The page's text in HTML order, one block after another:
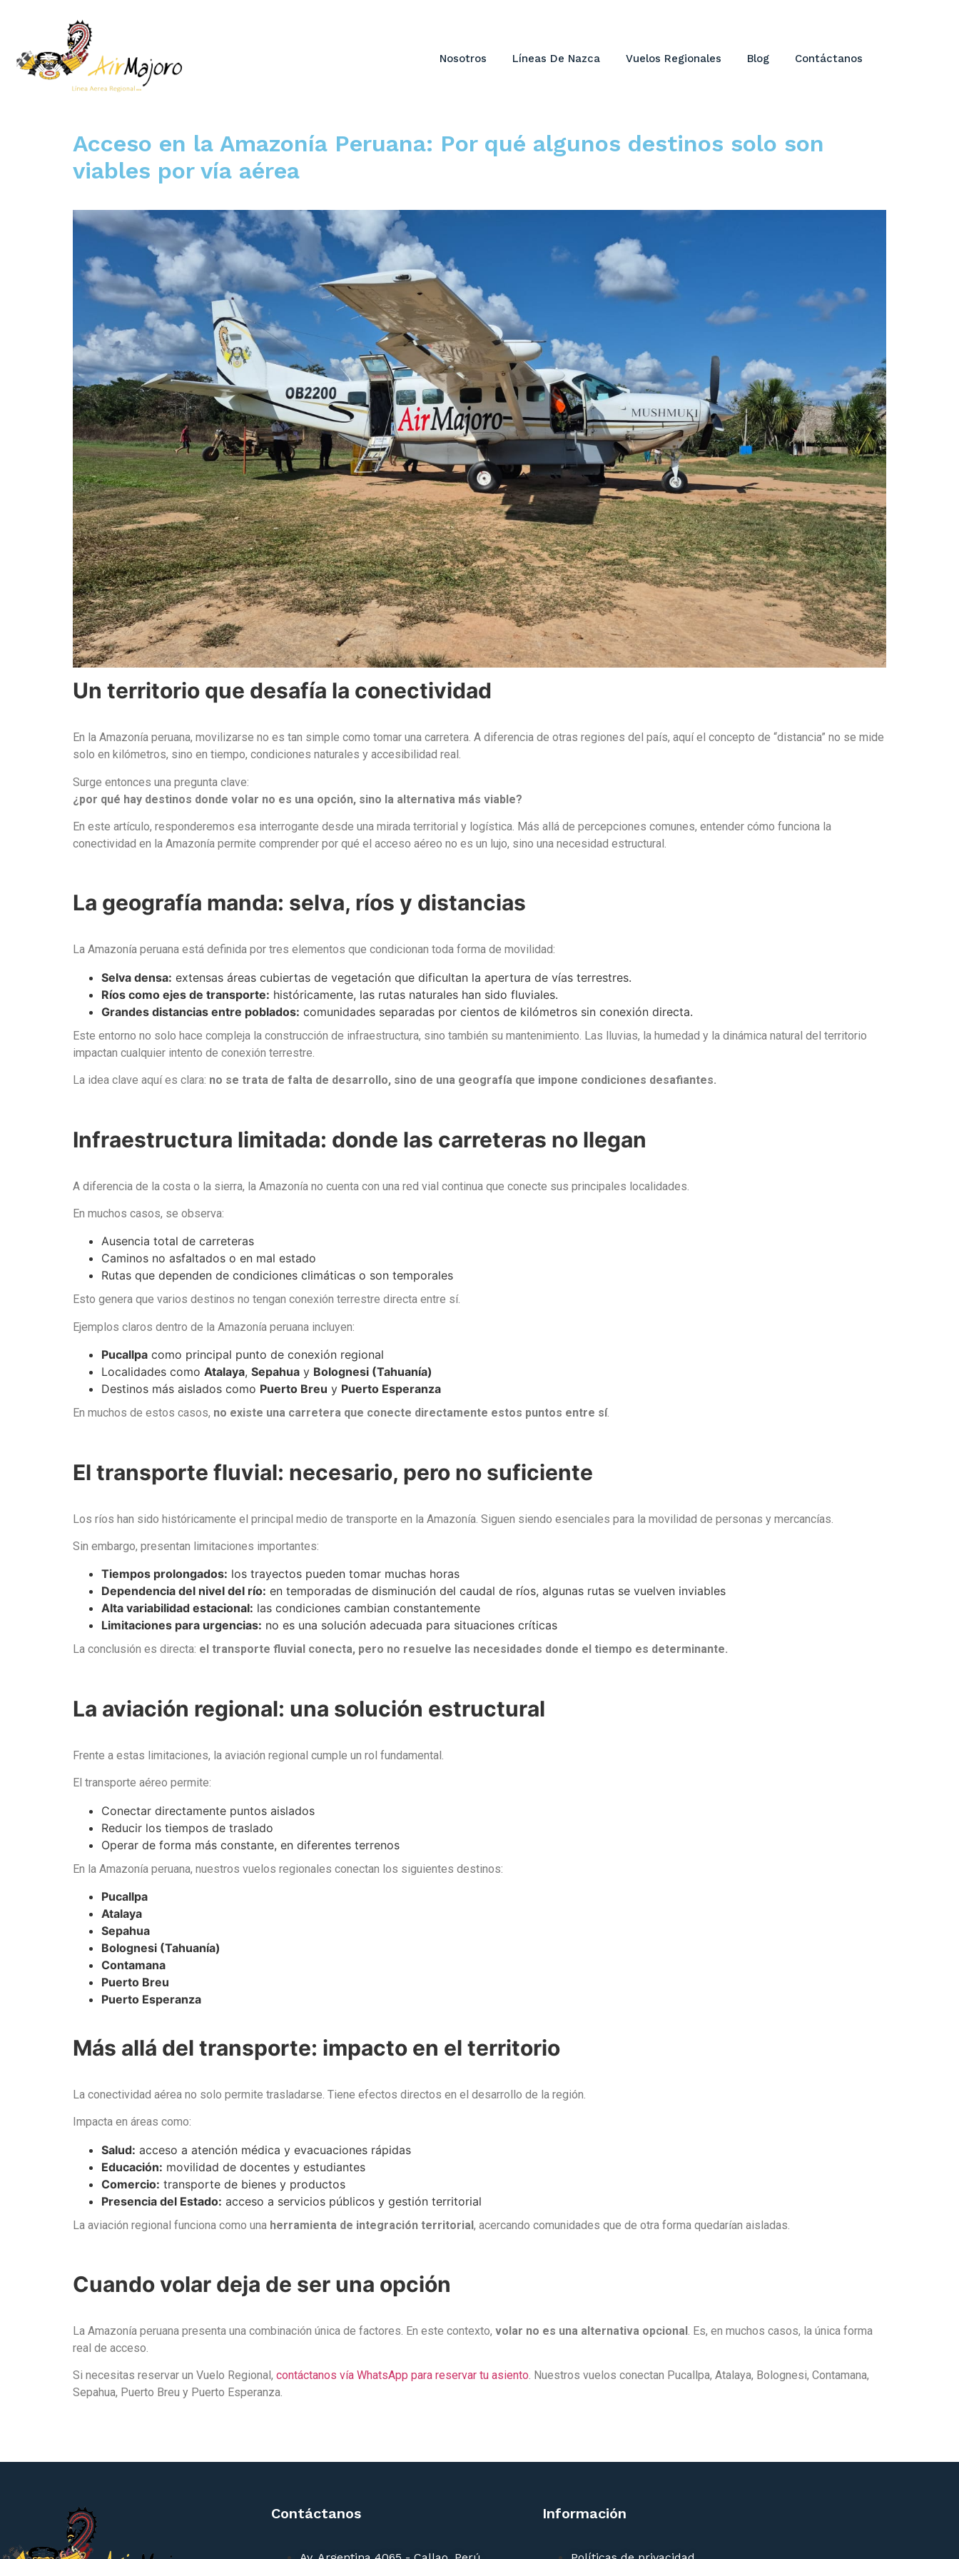
Nosotros Líneas De Nazca Vuelos Regionales Blog Contáctanos
Acceso en la Amazonía Peruana: Por qué algunos destinos solo son
viables por vía aérea
Un territorio que desafía la conectividad
En la Amazonía peruana, movilizarse no es tan simple como tomar una carretera. A diferencia de otras regiones del país, aquí el concepto de “distancia” no se mide
solo en kilómetros, sino en tiempo, condiciones naturales y accesibilidad real.
Surge entonces una pregunta clave:
¿por qué hay destinos donde volar no es una opción, sino la alternativa más viable?
En este artículo, responderemos esa interrogante desde una mirada territorial y logística. Más allá de percepciones comunes, entender cómo funciona la
conectividad en la Amazonía permite comprender por qué el acceso aéreo no es un lujo, sino una necesidad estructural.
La geografía manda: selva, ríos y distancias
La Amazonía peruana está definida por tres elementos que condicionan toda forma de movilidad:
Selva densa: extensas áreas cubiertas de vegetación que dificultan la apertura de vías terrestres.
Ríos como ejes de transporte: históricamente, las rutas naturales han sido fluviales.
Grandes distancias entre poblados: comunidades separadas por cientos de kilómetros sin conexión directa.
Este entorno no solo hace compleja la construcción de infraestructura, sino también su mantenimiento. Las lluvias, la humedad y la dinámica natural del territorio
impactan cualquier intento de conexión terrestre.
La idea clave aquí es clara: no se trata de falta de desarrollo, sino de una geografía que impone condiciones desafiantes.
Infraestructura limitada: donde las carreteras no llegan
A diferencia de la costa o la sierra, la Amazonía no cuenta con una red vial continua que conecte sus principales localidades.
En muchos casos, se observa:
Ausencia total de carreteras
Caminos no asfaltados o en mal estado
Rutas que dependen de condiciones climáticas o son temporales
Esto genera que varios destinos no tengan conexión terrestre directa entre sí.
Ejemplos claros dentro de la Amazonía peruana incluyen:
Pucallpa como principal punto de conexión regional
Localidades como Atalaya, Sepahua y Bolognesi (Tahuanía)
Destinos más aislados como Puerto Breu y Puerto Esperanza
En muchos de estos casos, no existe una carretera que conecte directamente estos puntos entre sí.
El transporte fluvial: necesario, pero no suficiente
Los ríos han sido históricamente el principal medio de transporte en la Amazonía. Siguen siendo esenciales para la movilidad de personas y mercancías.
Sin embargo, presentan limitaciones importantes:
Tiempos prolongados: los trayectos pueden tomar muchas horas
Dependencia del nivel del río: en temporadas de disminución del caudal de ríos, algunas rutas se vuelven inviables
Alta variabilidad estacional: las condiciones cambian constantemente
Limitaciones para urgencias: no es una solución adecuada para situaciones críticas
La conclusión es directa: el transporte fluvial conecta, pero no resuelve las necesidades donde el tiempo es determinante.
La aviación regional: una solución estructural
Frente a estas limitaciones, la aviación regional cumple un rol fundamental.
El transporte aéreo permite:
Conectar directamente puntos aislados
Reducir los tiempos de traslado
Operar de forma más constante, en diferentes terrenos
En la Amazonía peruana, nuestros vuelos regionales conectan los siguientes destinos:
Pucallpa
Atalaya
Sepahua
Bolognesi (Tahuanía)
Contamana
Puerto Breu
Puerto Esperanza
Más allá del transporte: impacto en el territorio
La conectividad aérea no solo permite trasladarse. Tiene efectos directos en el desarrollo de la región.
Impacta en áreas como:
Salud: acceso a atención médica y evacuaciones rápidas
Educación: movilidad de docentes y estudiantes
Comercio: transporte de bienes y productos
Presencia del Estado: acceso a servicios públicos y gestión territorial
La aviación regional funciona como una herramienta de integración territorial, acercando comunidades que de otra forma quedarían aisladas.
Cuando volar deja de ser una opción
La Amazonía peruana presenta una combinación única de factores. En este contexto, volar no es una alternativa opcional. Es, en muchos casos, la única forma
real de acceso.
Si necesitas reservar un Vuelo Regional, contáctanos vía WhatsApp para reservar tu asiento. Nuestros vuelos conectan Pucallpa, Atalaya, Bolognesi, Contamana,
Sepahua, Puerto Breu y Puerto Esperanza.
Contáctanos Información